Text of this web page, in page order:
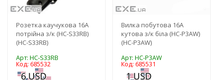
Розетка каучукова 16А
потрійна з/к (HC-S33RB)
(HC-S33RB)
Арт: HC-S33RB
Код: 685532
Вилка побутова 16А
кутова з/к біла (HC-P3AW)
(HC-P3AW)
Арт: HC-P3AW
Код: 685531